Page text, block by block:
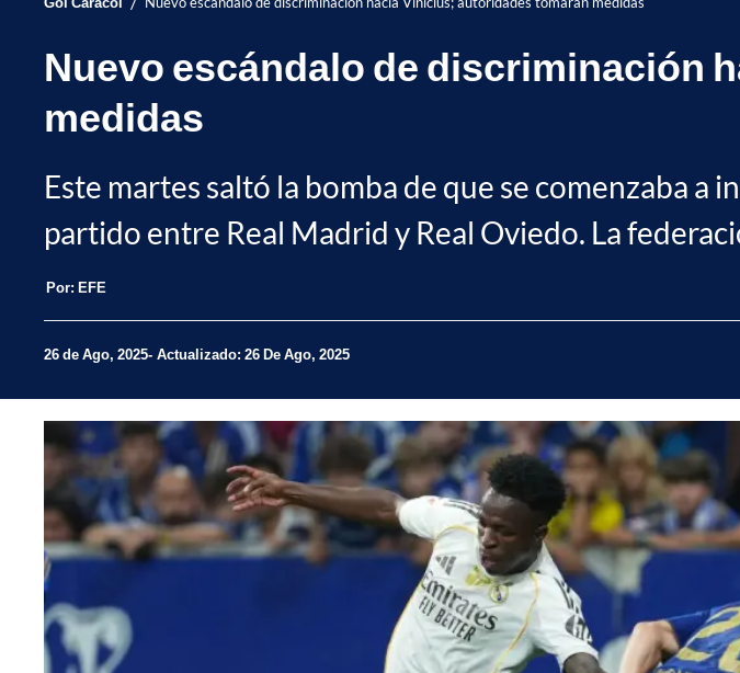
Nuevo escándalo de discriminación
medidas
Este martes saltó la bomba de que se comenzaba
partido entre Real Madrid y Real Oviedo. La
Por: EFE
26 de Ago, 2025 Actualizado: 26 De Ago, 2025